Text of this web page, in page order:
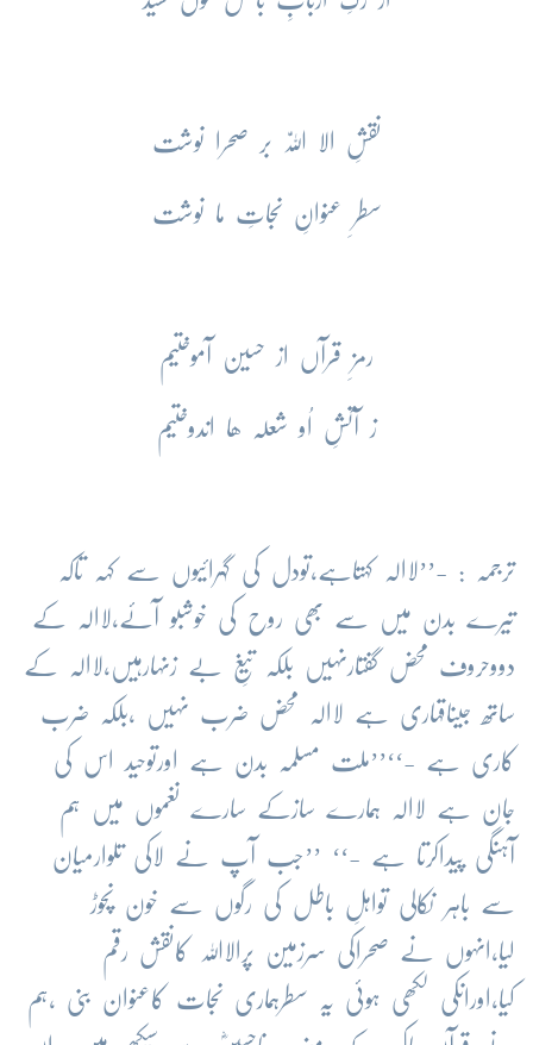
نقشِ الا اللّٰہ بر صحرا نوشت
سطرِ عنوانِ نجاتِ ما نوشت
رمزِ قرآں از حسین آموختیم
ز آتشِ اُو شعلہ ھا اندوختیم
ترجمہ : -’’لاالہ کہتاہے،تودل کی گہرائیوں سے کہہ تاکہ
تیرے بدن میں سے بھی روح کی خوشبو آئے،لاالہ کے
دووحروف محض گفتارنہیں بلکہ تیغِ بے زنہارہیں،لاالہ کے
ساتھ جیناقہاری ہے لاالہ محض ضرب نہیں ،بلکہ ضرب
کاری ہے -‘‘’’ملت مسلمہ بدن ہے اورتوحید اس کی
جان ہے لاالہ ہمارے سازکے سارے نغموں میں ہم
آہنگی پیداکرتا ہے -‘‘ ’’جب آپ نے لاکی تلوارمیان
سے باہر نکالی تواہلِ باطل کی رگوں سے خون نچوڑ
لیا،انہوں نے صحراکی سرزمین پرالااللہ کانقش رقم
کیا،اورانکی لکھی ہوئی یہ سطرہماری نجات کاعنوان بنی ،ہم